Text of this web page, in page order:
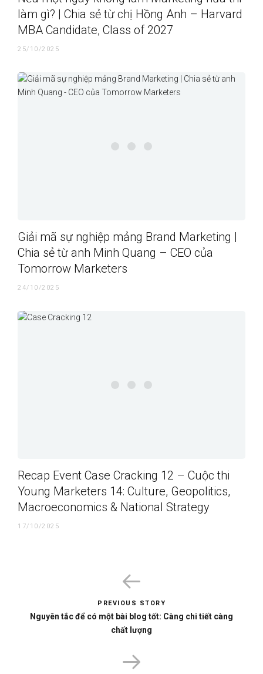
làm gì? | Chia sẻ từ chị Hồng Anh – Harvard
MBA Candidate, Class of 2027
25/10/2025
Giải mã sự nghiệp mảng Brand Marketing |
Chia sẻ từ anh Minh Quang – CEO của
Tomorrow Marketers
24/10/2025
Recap Event Case Cracking 12 – Cuộc thi
Young Marketers 14: Culture, Geopolitics,
Macroeconomics & National Strategy
17/10/2025
PREVIOUS STORY
Nguyên tắc để có một bài blog tốt: Càng chi tiết càng
chất lượng